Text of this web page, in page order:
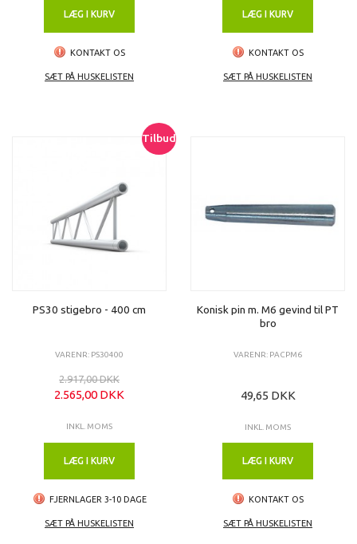
LÆG I KURV
KONTAKT OS
SÆT PÅ HUSKELISTEN
LÆG I KURV
KONTAKT OS
SÆT PÅ HUSKELISTEN
PS30 stigebro - 400 cm
VARENR: PS30400
2.917,00 DKK
2.565,00 DKK
INKL. MOMS
LÆG I KURV
FJERNLAGER 3-10 DAGE
SÆT PÅ HUSKELISTEN
Tilbud
Konisk pin m. M6 gevind til PT
bro
VARENR: PACPM6
49,65 DKK
INKL. MOMS
LÆG I KURV
KONTAKT OS
SÆT PÅ HUSKELISTEN